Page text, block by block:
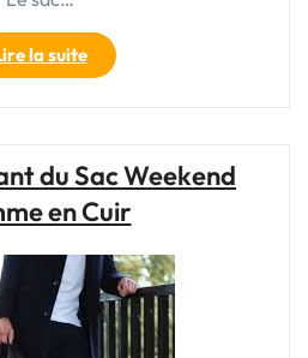
la suite"Élégance
et
Praticité
Sac
en
de
Voyage
Indispensable
pour
du Sac Weekend
en Cuir